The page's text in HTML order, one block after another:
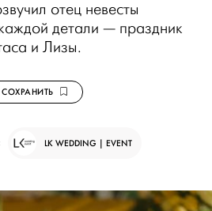
отец невесты
детали — праздник
и Лизы.
СОХРАНИТЬ
LK WEDDING | EVENT